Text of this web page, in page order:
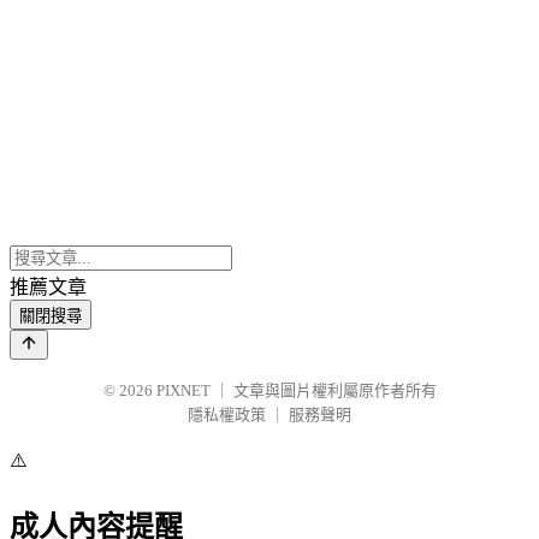
推薦文章
關閉搜尋
© 2026 PIXNET
文章與圖片權利屬原作者所有
隱私權政策
服務聲明
⚠️
成人內容提醒